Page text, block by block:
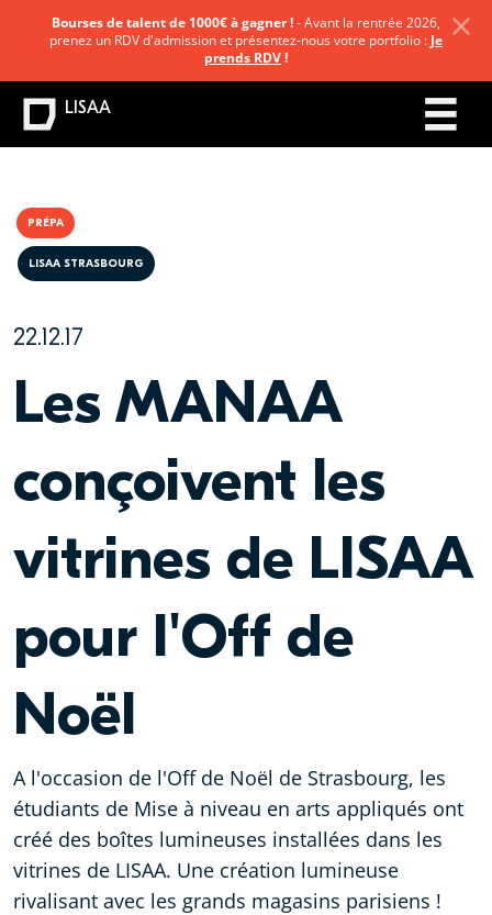
PRÉPA
22.12.17
LISAA STRASBOURG
Les MANAA
conçoivent les
vitrines de LISAA
pour l'Off de
Noël
A l'occasion de l'Off de Noël de Strasbourg, les
étudiants de Mise à niveau en arts appliqués ont
créé des boîtes lumineuses installées dans les
vitrines de LISAA. Une création lumineuse
rivalisant avec les grands magasins parisiens !
Bourses de talent de 1000€ à gagner !- Avant la rentrée 2026,
prenez un RDV d'admission et présentez-nous votre portfolio : Je
prends RDV!
LISAA